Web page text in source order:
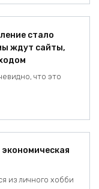
стало
ждут сайты,
что это
экономическая
из личного хобби